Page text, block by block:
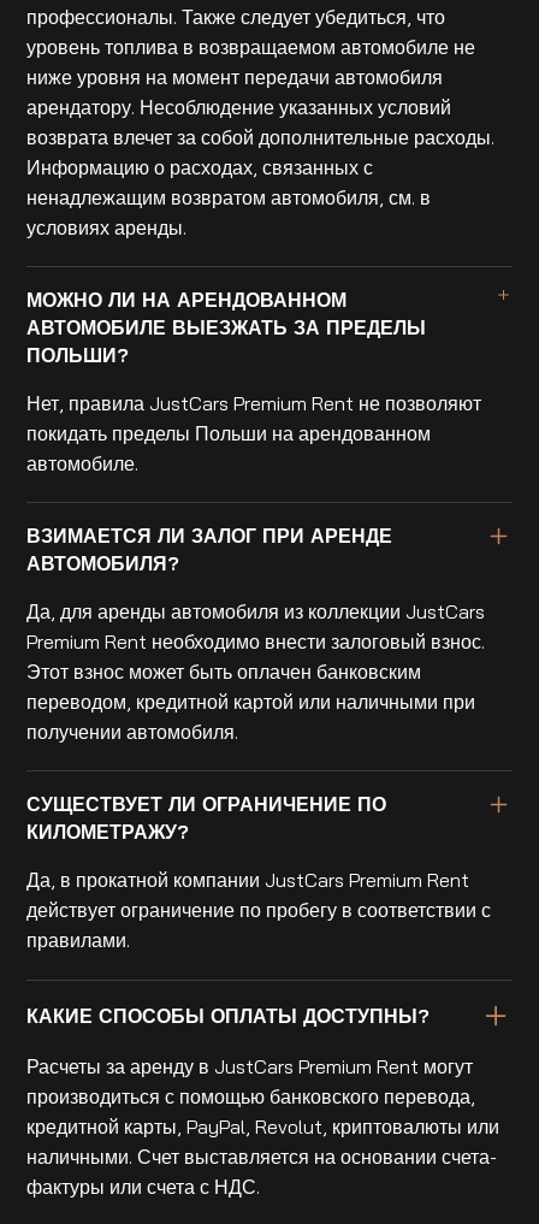
профессионалы. Также следует убедиться, что
уровень топлива в возвращаемом автомобиле не
ниже уровня на момент передачи автомобиля
арендатору. Несоблюдение указанных условий
возврата влечет за собой дополнительные расходы.
Информацию о расходах, связанных с
ненадлежащим возвратом автомобиля, см. в
условиях аренды.
МОЖНО ЛИ НА АРЕНДОВАННОМ
АВТОМОБИЛЕ ВЫЕЗЖАТЬ ЗА ПРЕДЕЛЫ
ПОЛЬШИ?
Нет, правила JustCars Premium Rent не позволяют
покидать пределы Польши на арендованном
автомобиле.
ВЗИМАЕТСЯ ЛИ ЗАЛОГ ПРИ АРЕНДЕ
АВТОМОБИЛЯ?
Да, для аренды автомобиля из коллекции JustCars
Premium Rent необходимо внести залоговый взнос.
Этот взнос может быть оплачен банковским
переводом, кредитной картой или наличными при
получении автомобиля.
СУЩЕСТВУЕТ ЛИ ОГРАНИЧЕНИЕ ПО
КИЛОМЕТРАЖУ?
Да, в прокатной компании JustCars Premium Rent
действует ограничение по пробегу в соответствии с
правилами.
КАКИЕ СПОСОБЫ ОПЛАТЫ ДОСТУПНЫ?
Расчеты за аренду в JustCars Premium Rent могут
производиться с помощью банковского перевода,
кредитной карты, PayPal, Revolut, криптовалюты или
наличными. Счет выставляется на основании счета-
фактуры или счета с НДС.